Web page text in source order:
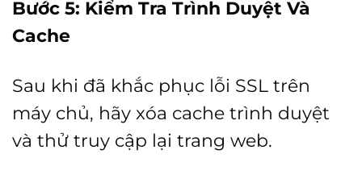
Bước 5: Kiểm Tra Trình Duyệt Và
Cache
Sau khi đã khắc phục lỗi SSL trên
máy chủ, hãy xóa cache trình duyệt
và thử truy cập lại trang web.